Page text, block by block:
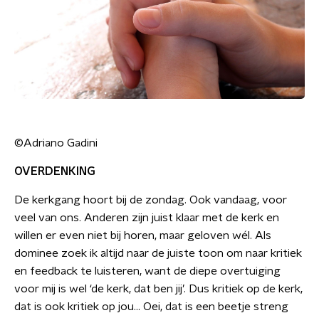
©Adriano Gadini
OVERDENKING
De kerkgang hoort bij de zondag. Ook vandaag, voor
veel van ons. Anderen zijn juist klaar met de kerk en
willen er even niet bij horen, maar geloven wél. Als
dominee zoek ik altijd naar de juiste toon om naar kritiek
en feedback te luisteren, want de diepe overtuiging
voor mij is wel ‘de kerk, dat ben jij’. Dus kritiek op de kerk,
dat is ook kritiek op jou… Oei, dat is een beetje streng